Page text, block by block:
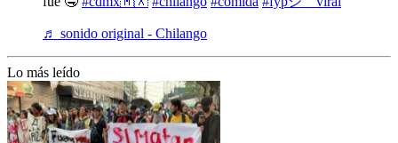
♬ sonido original - Chilango
Lo más leído